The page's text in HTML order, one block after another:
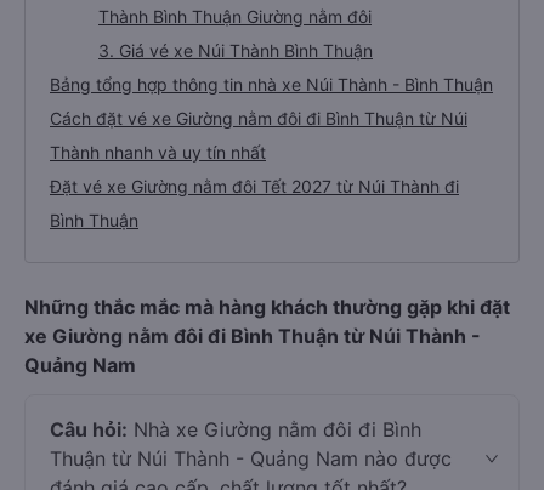
Thành Bình Thuận Giường nằm đôi
3. Giá vé xe Núi Thành Bình Thuận
Bảng tổng hợp thông tin nhà xe Núi Thành - Bình Thuận
Cách đặt vé xe Giường nằm đôi đi Bình Thuận từ Núi
Thành nhanh và uy tín nhất
Đặt vé xe Giường nằm đôi Tết 2027 từ Núi Thành đi
Bình Thuận
Những thắc mắc mà hàng khách thường gặp khi đặt
xe Giường nằm đôi đi Bình Thuận từ Núi Thành -
Quảng Nam
Câu hỏi: Nhà xe Giường nằm đôi đi Bình
Thuận từ Núi Thành - Quảng Nam nào được